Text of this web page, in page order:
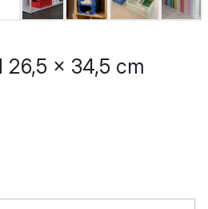
26,5 x 34,5 cm